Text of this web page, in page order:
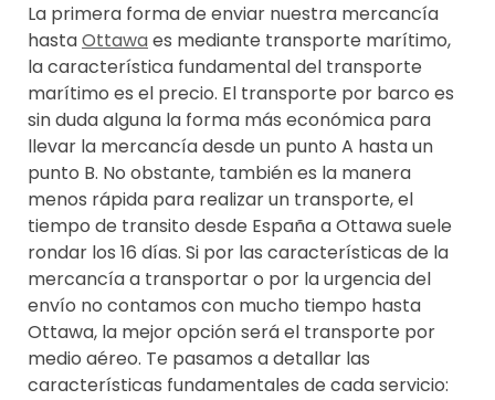
La primera forma de enviar nuestra mercancía
hastaOttawa es mediante transporte marítimo,
la característica fundamental del transporte
marítimo es el precio. El transporte por barco es
sin duda alguna la forma más económica para
llevar la mercancía desde un punto A hasta un
punto B. No obstante, también es la manera
menos rápida para realizar un transporte, el
tiempo de transito desde España a Ottawa suele
rondar los 16 días. Si por las características de la
mercancía a transportar o por la urgencia del
envío no contamos con mucho tiempo hasta
Ottawa, la mejor opción será el transporte por
medio aéreo. Te pasamos a detallar las
características fundamentales de cada servicio: